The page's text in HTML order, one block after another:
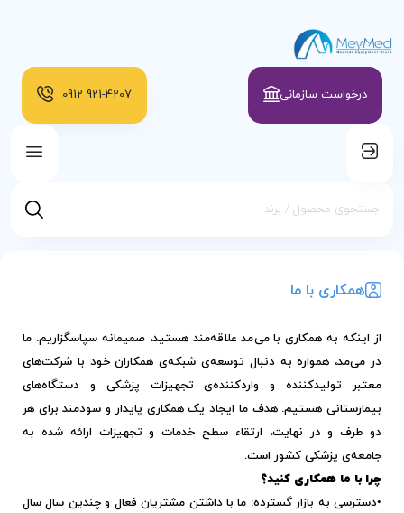
درخواست سازمانی 921-4207
0912
همکاری با ما
از اینکه به همکاری با می‌مد علاقه‌مند هستید، صمیمانه سپاسگزاریم. ما
در می‌مد، همواره به دنبال توسعه‌ی شبکه‌ی همکاران خود با شرکت‌های
معتبر تولیدکننده و واردکننده‌ی تجهیزات پزشکی و دستگاه‌های
بیمارستانی هستیم. هدف ما ایجاد یک همکاری پایدار و سودمند برای هر
دو طرف و در نهایت، ارتقاء سطح خدمات و تجهیزات ارائه شده به
جامعه‌ی پزشکی کشور است.
چرا با ما همکاری کنید؟
•دسترسی به بازار گسترده: ما با داشتن مشتریان فعال و چندین سال سال